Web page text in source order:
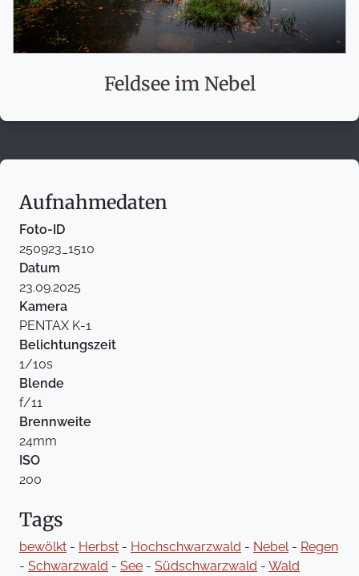
Feldsee im Nebel
Aufnahmedaten
Foto-ID
250923_1510
Datum
23.09.2025
Kamera
PENTAX K-1
Belichtungszeit
1/10s
Blende
f/11
Brennweite
24mm
ISO
200
Tags
bewölkt - Herbst - Hochschwarzwald - Nebel- Regen
- Schwarzwald - See - Südschwarzwald - Wald